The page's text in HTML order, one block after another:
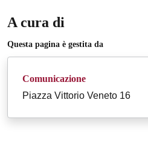
A cura di
Questa pagina è gestita da
Comunicazione
Piazza Vittorio Veneto 16